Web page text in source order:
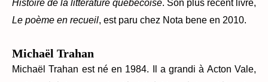
Histoire de la littérature québécoise. Son plus récent livre,
Le poème en recueil, est paru chez Nota bene en 2010.
Michaël Trahan
Michaël Trahan est né en 1984. Il a grandi à Acton Vale,